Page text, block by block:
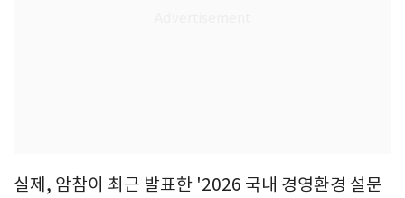
실제, 암참이 최근 발표한 '2026 국내 경영환경 설문